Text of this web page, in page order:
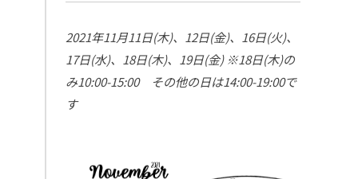
2021年11月11日(木)、12日(金)、16日(火)、
17日(水)、18日(木)、19日(金)※18日(木)の
み10:00-15:00 その他の日は14:00-19:00で
す